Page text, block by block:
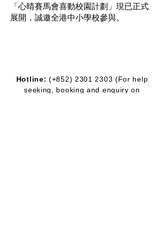
「心晴賽馬會喜動校園計劃」 現已正式
展開，誠邀全港中小學校參與。
Hotline: (+852) 2301 2303 (For help
seeking, booking and enquiry on